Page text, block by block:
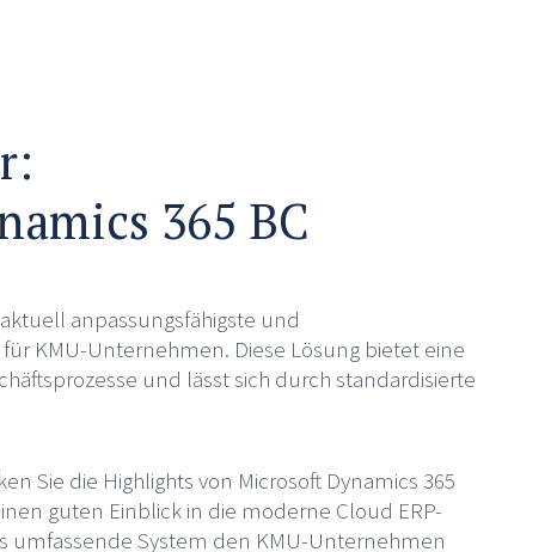
365 BC
anpassungsfähigste und
KMU-Unternehmen. Diese Lösung bietet eine
und lässt sich durch standardisierte
Sie die Highlights von Microsoft Dynamics 365
guten Einblick in die moderne Cloud ERP-
umfassende System den KMU-Unternehmen